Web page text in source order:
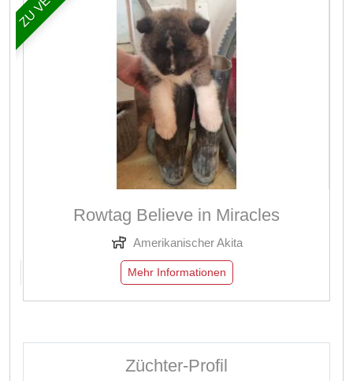
Rowtag Believe in Miracles
Amerikanischer Akita
Mehr Informationen
Züchter-Profil